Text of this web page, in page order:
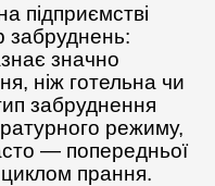
підприємстві
забруднень:
значно
ніж готельна чи
забруднення
режиму,
— попередньої
прання.